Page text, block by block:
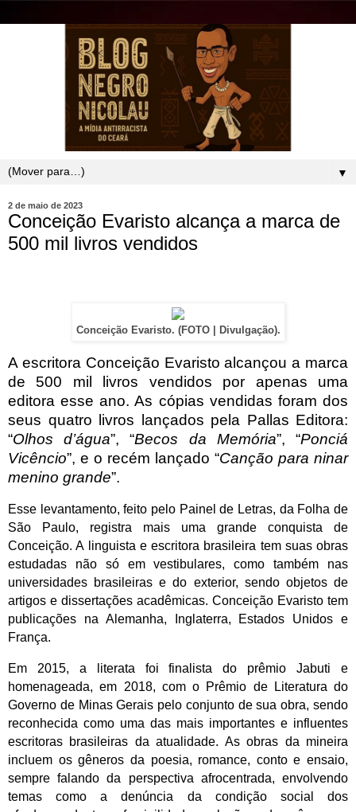
▼
2 de maio de 2023
Conceição Evaristo alcança a marca de
500 mil livros vendidos
Conceição Evaristo. (FOTO | Divulgação).
A escritora Conceição Evaristo alcançou a marca
de 500 mil livros vendidos por apenas uma
editora esse ano. As cópias vendidas foram dos
seus quatro livros lançados pela Pallas Editora:
“Olhos d’água”, “Becos da Memória”, “Ponciá
Vicêncio”, e o recém lançado “Canção para ninar
menino grande”.
Esse levantamento, feito pelo Painel de Letras, da Folha de
São Paulo, registra mais uma grande conquista de
Conceição. A linguista e escritora brasileira tem suas obras
estudadas não só em vestibulares, como também nas
universidades brasileiras e do exterior, sendo objetos de
artigos e dissertações acadêmicas. Conceição Evaristo tem
publicações na Alemanha, Inglaterra, Estados Unidos e
França.
Em 2015, a literata foi finalista do prêmio Jabuti e
homenageada, em 2018, com o Prêmio de Literatura do
Governo de Minas Gerais pelo conjunto de sua obra, sendo
reconhecida como uma das mais importantes e influentes
escritoras brasileiras da atualidade. As obras da mineira
incluem os gêneros da poesia, romance, conto e ensaio,
sempre falando da perspectiva afrocentrada, envolvendo
temas como a denúncia da condição social dos